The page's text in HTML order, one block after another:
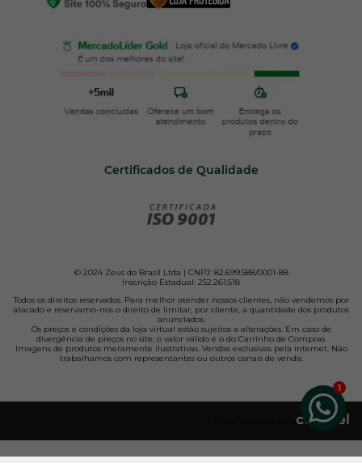
Certificados de Qualidade
© 2024 Zeus do Brasil Ltda | CNPJ: 82.699.588/0001-88
Inscrição Estadual: 252.261.518
Todos os direitos reservados. Para melhor atender nossos clientes, não vendemos por
atacado e reservamo-nos o direito de limitar, por cliente, a quantidade dos produtos
anunciados.
Os preços e condições da loja virtual estão sujeitos a alterações. Em caso de
divergência de preços no site, o valor válido é o do Carrinho de Compras.
Imagens de produtos meramente ilustrativas. Vendas exclusivas pela internet. Não
trabalhamos com representantes ou outros canais de venda.